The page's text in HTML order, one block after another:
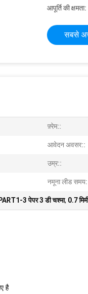
आपूर्ति की क्षमता:
सबसे
फ़्रेम::
आवेदन अवसर::
उम्र::
नमूना लीड समय:
PART1-3 पेपर 3 डी चश्मा, 0.7
है